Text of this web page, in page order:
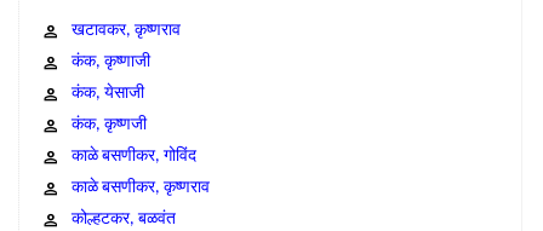
खटावकर, कृष्णराव
कंक, कृष्णाजी
कंक, येसाजी
कंक, कृष्णजी
काळे बसणीकर, गोविंद
काळे बसणीकर, कृष्णराव
कोल्हटकर, बळवंत